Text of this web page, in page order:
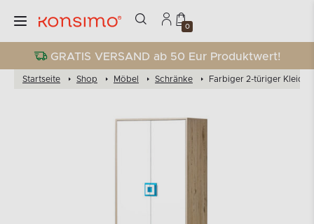
0
GRATIS VERSAND ab 50 Eur Produktwert!
Startseite Shop Möbel Schränke Farbiger 2-türiger